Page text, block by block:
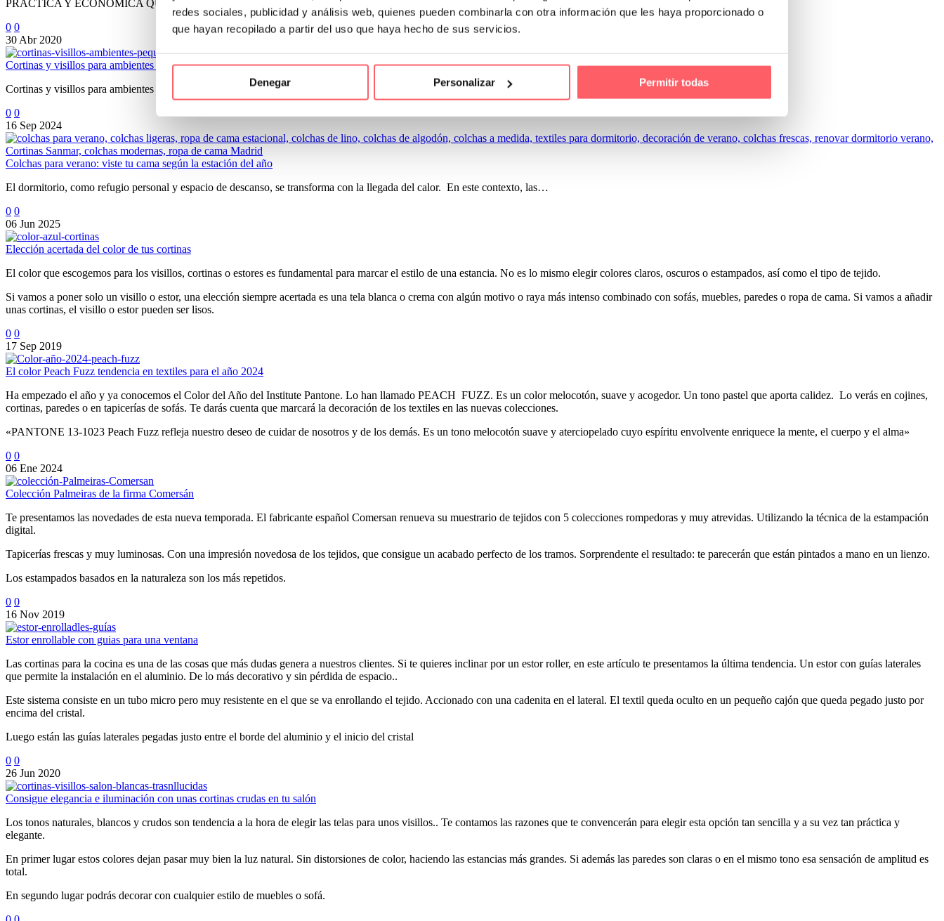
redes sociales, publicidad y análisis web, quienes pueden combinarla con otra información que les haya proporcionado o
que hayan recopilado a partir del uso que haya hecho de sus servicios.
Denegar Personalizar Permitir todas
PRÁCTICA Y ECONÓMICA QUE UNA MAMPARA DE METACRILATO.
0 0
30 Abr 2020
Cortinas y visillos para ambientes pequeños: trucos para maximizar espacios
Cortinas y visillos para ambientes pequeños: trucos para maximizar espacios Vivir en un espacio pequeño no significa que tengas que…
0 0
16 Sep 2024
Colchas para verano: viste tu cama según la estación del año
El dormitorio, como refugio personal y espacio de descanso, se transforma con la llegada del calor. En este contexto, las…
0 0
06 Jun 2025
Elección acertada del color de tus cortinas
El color que escogemos para los visillos, cortinas o estores es fundamental para marcar el estilo de una estancia. No es lo mismo elegir colores claros, oscuros o estampados, así como el tipo de tejido.
Si vamos a poner solo un visillo o estor, una elección siempre acertada es una tela blanca o crema con algún motivo o raya más intenso combinado con sofás, muebles, paredes o ropa de cama. Si vamos a añadir
unas cortinas, el visillo o estor pueden ser lisos.
0 0
17 Sep 2019
El color Peach Fuzz tendencia en textiles para el año 2024
Ha empezado el año y ya conocemos el Color del Año del Institute Pantone. Lo han llamado PEACH FUZZ. Es un color melocotón, suave y acogedor. Un tono pastel que aporta calidez. Lo verás en cojines,
cortinas, paredes o en tapicerías de sofás. Te darás cuenta que marcará la decoración de los textiles en las nuevas colecciones.
«PANTONE 13-1023 Peach Fuzz refleja nuestro deseo de cuidar de nosotros y de los demás. Es un tono melocotón suave y aterciopelado cuyo espíritu envolvente enriquece la mente, el cuerpo y el alma»
0 0
06 Ene 2024
Colección Palmeiras de la firma Comersán
Te presentamos las novedades de esta nueva temporada. El fabricante español Comersan renueva su muestrario de tejidos con 5 colecciones rompedoras y muy atrevidas. Utilizando la técnica de la estampación
digital.
Tapicerías frescas y muy luminosas. Con una impresión novedosa de los tejidos, que consigue un acabado perfecto de los tramos. Sorprendente el resultado: te parecerán que están pintados a mano en un lienzo.
Los estampados basados en la naturaleza son los más repetidos.
0 0
16 Nov 2019
Estor enrollable con guias para una ventana
Las cortinas para la cocina es una de las cosas que más dudas genera a nuestros clientes. Si te quieres inclinar por un estor roller, en este artículo te presentamos la última tendencia. Un estor con guías laterales
que permite la instalación en el aluminio. De lo más decorativo y sin pérdida de espacio..
Este sistema consiste en un tubo micro pero muy resistente en el que se va enrollando el tejido. Accionado con una cadenita en el lateral. El textil queda oculto en un pequeño cajón que queda pegado justo por
encima del cristal.
Luego están las guías laterales pegadas justo entre el borde del aluminio y el inicio del cristal
0 0
26 Jun 2020
Consigue elegancia e iluminación con unas cortinas crudas en tu salón
Los tonos naturales, blancos y crudos son tendencia a la hora de elegir las telas para unos visillos.. Te contamos las razones que te convencerán para elegir esta opción tan sencilla y a su vez tan práctica y
elegante.
En primer lugar estos colores dejan pasar muy bien la luz natural. Sin distorsiones de color, haciendo las estancias más grandes. Si además las paredes son claras o en el mismo tono esa sensación de amplitud es
total.
En segundo lugar podrás decorar con cualquier estilo de muebles o sofá.